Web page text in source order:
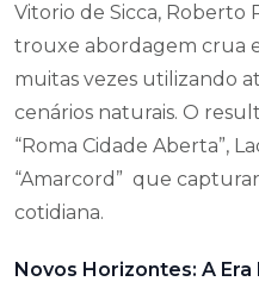
Vitorio de Sicca, Roberto
trouxe abordagem crua
muitas vezes utilizando
cenários naturais. O
“Roma Cidade Aberta”,
“Amarcord” que
cotidiana.
Novos Horizontes: A